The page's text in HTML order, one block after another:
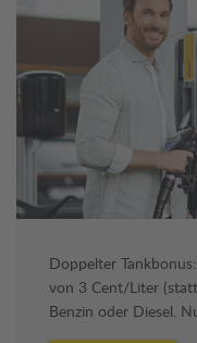
Doppelter
von 3 Cent/Liter
Benzin oder Diesel.